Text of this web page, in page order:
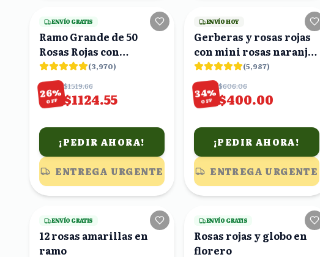
ENVÍO GRATIS
Ramo Grande de 50
Rosas Rojas con
Claveles y Eucalipto
(3,970)
26%
OFF
$1519.66
$1124.55
¡PEDIR AHORA!
ENTREGA URGENTE
ENVÍO HOY
Gerberas y rosas rojas
con mini rosas naranja
en ramo (5,987)
34%
OFF
$606.06
$400.00
¡PEDIR AHORA!
ENTREGA URGENTE
16viendo
ENVÍO GRATIS
12 rosas amarillas en
ramo
18viendo
ENVÍO GRATIS
Rosas rojas y globo en
florero